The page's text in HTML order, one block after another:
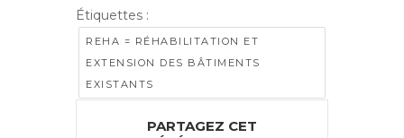
Étiquettes :
REHA = RÉHABILITATION ET
EXTENSION DES BÂTIMENTS
EXISTANTS
PARTAGEZ CET